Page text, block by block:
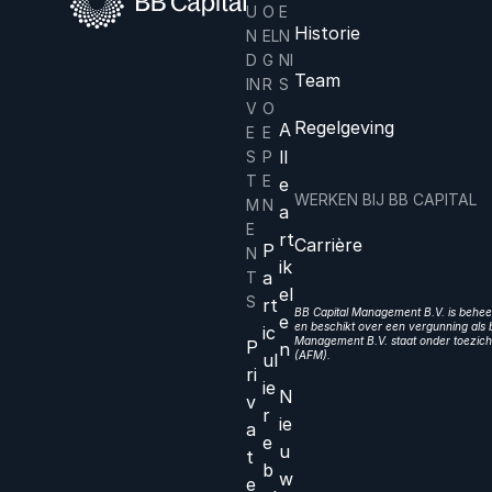
U
N
D
IN
V
E
S
T
M
E
N
T
S
P
ri
v
a
t
e
O
EL
G
R
O
E
P
E
N
P
a
rt
ic
ul
ie
r
e
b
E
N
NI
S
A
ll
e
a
rt
ik
el
e
n
N
ie
u
w
Historie
Team
Regelgeving
WERKEN BIJ BB CAPITAL
Carrière
BB Capital Management B.V. is
en beschikt over een vergunning als
Management B.V. staat onder
(AFM).